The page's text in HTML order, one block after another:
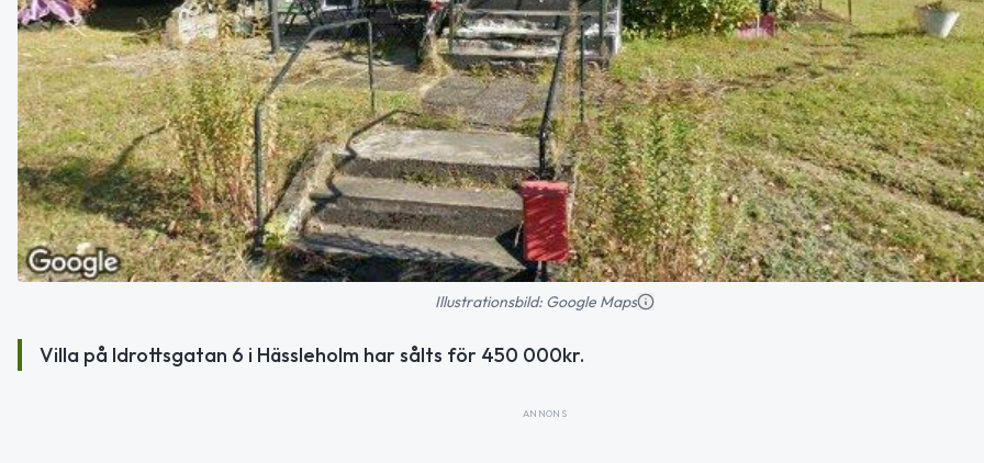
Illustrationsbild: Google Maps
Villa på Idrottsgatan 6 i Hässleholm har sålts för 450 000kr.
ANNONS